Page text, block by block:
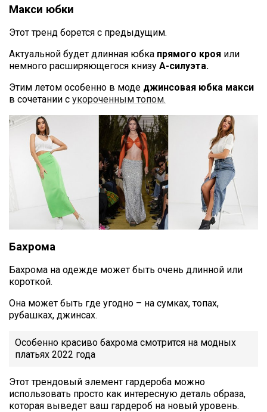
Макси юбки
Этот тренд борется с предыдущим.
Актуальной будет длинная юбка прямого кроя или
немного расширяющегося книзу А-силуэта.
Этим летом особенно в моде джинсовая юбка макси
в сочетании с укороченным топом.
Бахрома
Бахрома на одежде может быть очень длинной или
короткой.
Она может быть где угодно – на сумках, топах,
рубашках, джинсах.
Особенно красиво бахрома смотрится на модных
платьях 2022 года
Этот трендовый элемент гардероба можно
использовать просто как интересную деталь образа,
которая выведет ваш гардероб на новый уровень.